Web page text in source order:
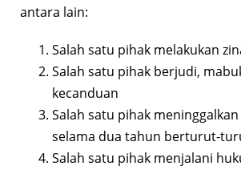
antara lain:
Salah satu pihak melakukan
Salah satu pihak berjudi,
kecanduan
Salah satu pihak
selama dua tahun berturut-
Salah satu pihak menjalani